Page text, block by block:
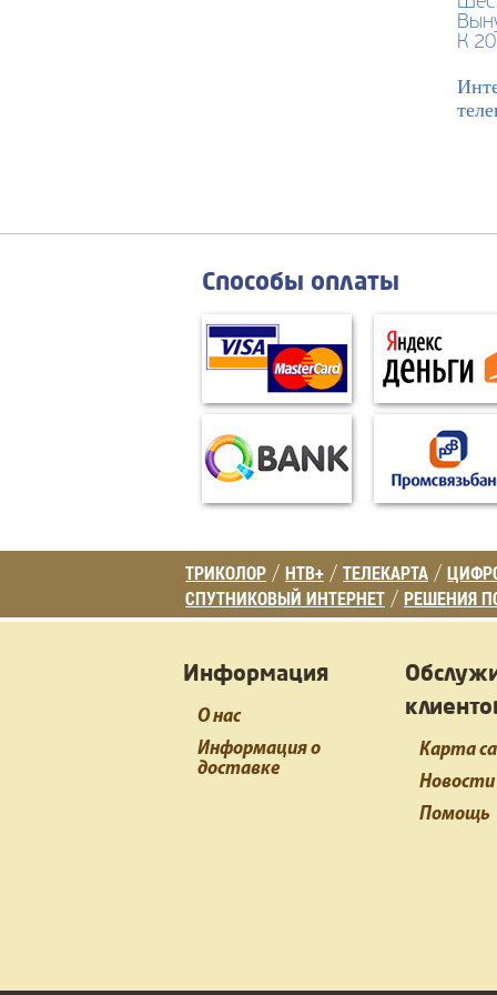
К
Способы оплаты
ТРИКОЛОР / НТВ+ / ТЕЛЕКАРТА /
СПУТНИКОВЫЙ ИНТЕРНЕТ / РЕШЕНИЯ
Информация
О нас
Информация о
доставке
Карта
Новости
Помощь